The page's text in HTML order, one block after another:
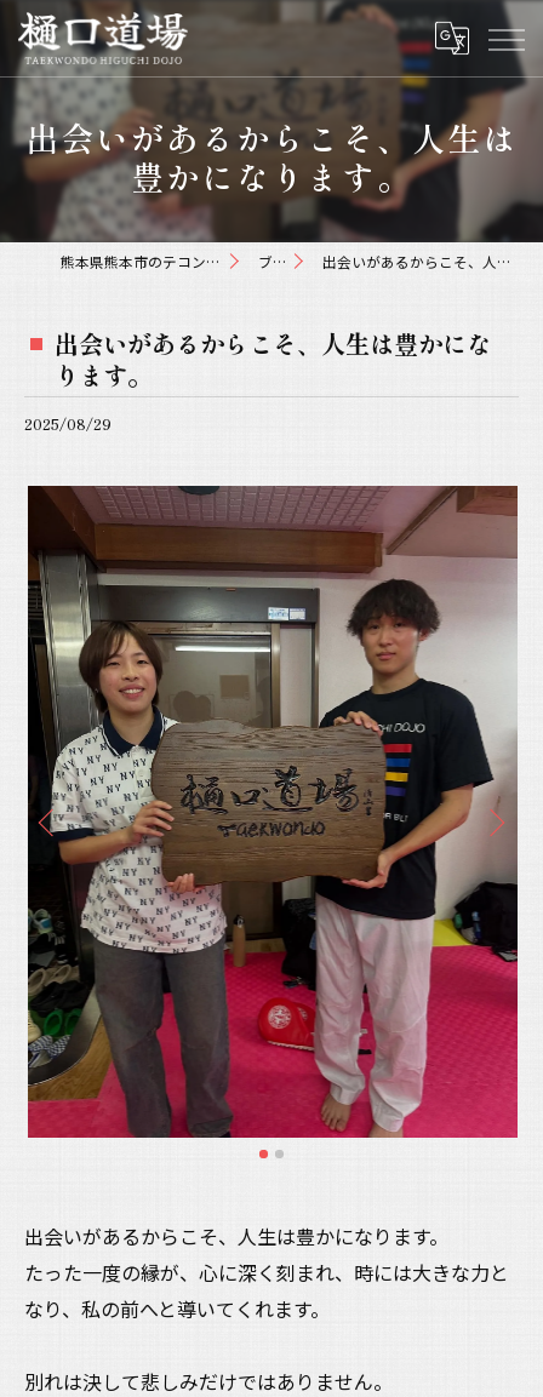
出会いがあるからこそ、人生は
豊かになります。
熊本県熊本市のテコンドーなら樋口道場 ブログ 出会いがあるからこそ、人生は豊かになります。
出会いがあるからこそ、人生は豊かにな
ります。
2025/08/29
出会いがあるからこそ、人生は豊かになります。
たった一度の縁が、心に深く刻まれ、時には大きな力と
なり、私の前へと導いてくれます。
別れは決して悲しみだけではありません。